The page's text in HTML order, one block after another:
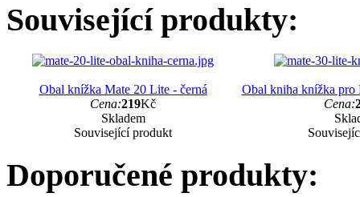
Související produkty:
Obal knížka Mate 20 Lite - černá
Cena:219Kč
Skladem
Související produkt
Obal kniha knížka pro
Cena:
Doporučené produkty: